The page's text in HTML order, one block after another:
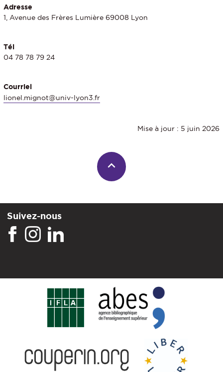
Adresse
1, Avenue des Frères Lumière 69008 Lyon
Tél
04 78 78 79 24
Courriel
lionel.mignot@univ-lyon3.fr
Mise à jour : 5 juin 2026
Suivez-nous